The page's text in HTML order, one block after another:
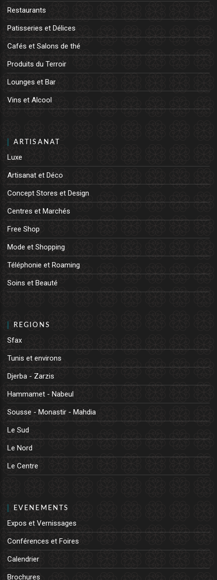
Restaurants
Patisseries et Délices
Cafés et Salons de thé
Produits du Terroir
Lounges et Bar
Vins et Alcool
ARTISANAT
Luxe
Artisanat et Déco
Concept Stores et Design
Centres et Marchés
Free Shop
Mode et Shopping
Téléphonie et Roaming
Soins et Beauté
REGIONS
Sfax
Tunis et environs
Djerba - Zarzis
Hammamet - Nabeul
Sousse - Monastir - Mahdia
Le Sud
Le Nord
Le Centre
EVENEMENTS
Expos et Vernissages
Conférences et Foires
Calendrier
Brochures